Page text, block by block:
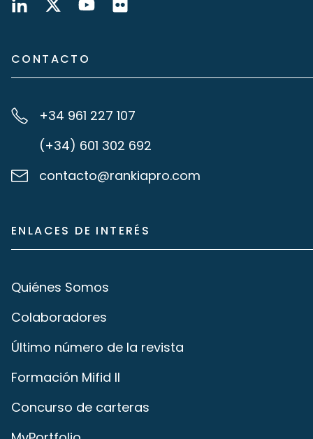
CONTACTO
+34 961 227 107
(+34) 601 302 692
contacto@rankiapro.com
ENLACES DE INTERÉS
Quiénes Somos
Colaboradores
Último número de la revista
Formación Mifid II
Concurso de carteras